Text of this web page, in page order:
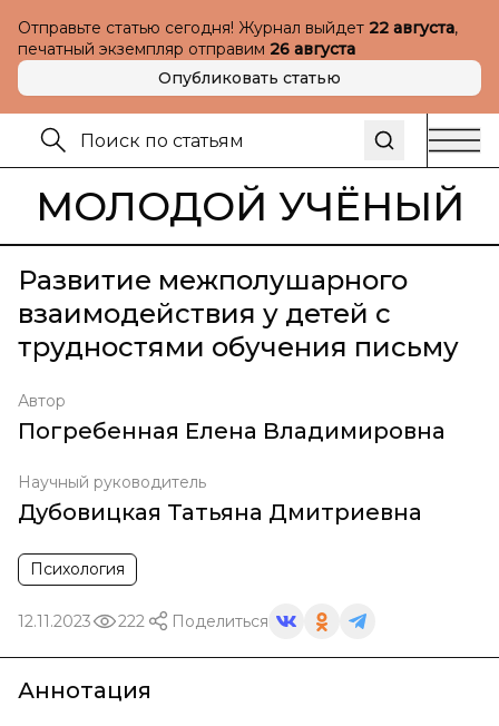
Отправьте статью сегодня! Журнал выйдет 22 августа,
печатный экземпляр отправим 26 августа
Опубликовать статью
МОЛОДОЙ УЧЁНЫЙ
Развитие межполушарного
взаимодействия у детей с
трудностями обучения письму
Автор
Погребенная Елена Владимировна
Научный руководитель
Дубовицкая Татьяна Дмитриевна
Психология
12.11.2023 222 Поделиться
Аннотация